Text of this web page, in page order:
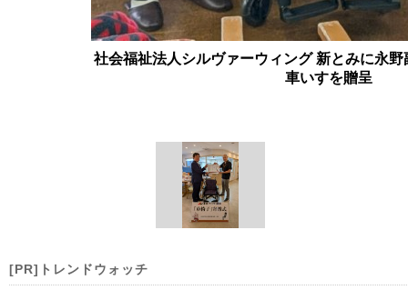
社会福祉法人シルヴァーウィング 新とみに永
車いすを贈呈
[PR]トレンドウォッチ